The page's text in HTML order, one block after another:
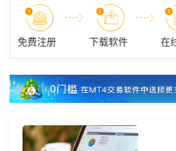
免费注册 下载软件 在